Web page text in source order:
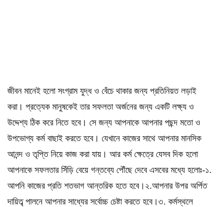
জীবন মানেই হলো সংগ্রাম যুদ্ধ ও বেঁচে থাকার জন্য প্রতিনিয়ত লড়াই
করা। প্রত্যেক মানুষকেই তার সফলতা অর্জনের জন্য একটি লক্ষ্য ও
উদ্দেশ্য ঠিক করে নিতে হবে। সে জন্য আপনাকে আপনার পছন্দ মতো ও
উপভোগ্য কর্ম বাছাই করতে হবে। যেখানে কাজের সাথে আপনার মানসিক
আনন্দ ও তৃপ্তি নিয়ে কাজ করা যায়। আর কর্ম ক্ষেত্রে যেসব দিক হলো
আপনাকে সফলতার সিঁড়ি বেয়ে গন্তব্যে পৌঁছে দেবে এসবের মধ্যে হলোঃ-১.
আপনি কাজের প্রতি শতভাগ আন্তরিক হতে হবে।২.আপনার উপর অর্পিত
দায়িত্ব্ পালনে আপনার সাধ্যের সর্বোচ্চ চেষ্টা করতে হবে।৩. কর্মস্থলে